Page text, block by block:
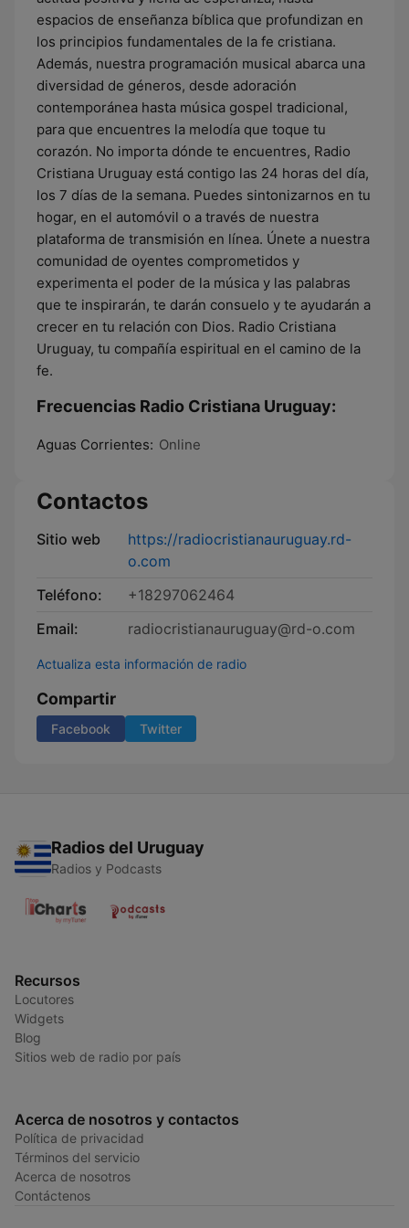
espacios de enseñanza bíblica que profundizan en
los principios fundamentales de la fe cristiana.
Además, nuestra programación musical abarca una
diversidad de géneros, desde adoración
contemporánea hasta música gospel tradicional,
para que encuentres la melodía que toque tu
corazón. No importa dónde te encuentres, Radio
Cristiana Uruguay está contigo las 24 horas del día,
los 7 días de la semana. Puedes sintonizarnos en tu
hogar, en el automóvil o a través de nuestra
plataforma de transmisión en línea. Únete a nuestra
comunidad de oyentes comprometidos y
experimenta el poder de la música y las palabras
que te inspirarán, te darán consuelo y te ayudarán a
crecer en tu relación con Dios. Radio Cristiana
Uruguay, tu compañía espiritual en el camino de la
fe.
Frecuencias Radio Cristiana Uruguay:
Aguas Corrientes: Online
Contactos
Sitio web
https://radiocristianauruguay.rd-
o.com
Teléfono:
+18297062464
Email:
radiocristianauruguay@rd-o.com
Actualiza esta información de radio
Compartir
Facebook Twitter
Radios del Uruguay
Radios y Podcasts
Recursos
Locutores
Widgets
Blog
Sitios web de radio por país
Acerca de nosotros y contactos
Política de privacidad
Términos del servicio
Acerca de nosotros
Contáctenos